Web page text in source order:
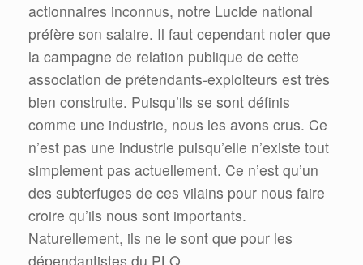
actionnaires inconnus, notre Lucide national
préfère son salaire. Il faut cependant noter que
la campagne de relation publique de cette
association de prétendants-exploiteurs est très
bien construite. Puisqu’ils se sont définis
comme une industrie, nous les avons crus. Ce
n’est pas une industrie puisqu’elle n’existe tout
simplement pas actuellement. Ce n’est qu’un
des subterfuges de ces vilains pour nous faire
croire qu’ils nous sont importants.
Naturellement, ils ne le sont que pour les
dépendantistes du PLQ.